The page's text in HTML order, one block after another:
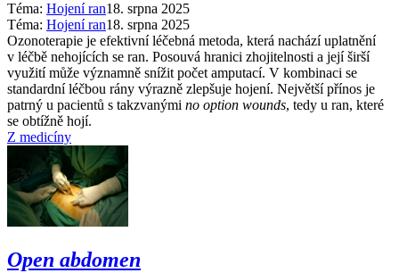
Téma: Hojení ran18. srpna 2025
Téma: Hojení ran18. srpna 2025
Ozonoterapie je efektivní léčebná metoda, která nachází uplatnění
v léčbě nehojících se ran. Posouvá hranici zhojitelnosti a její širší
využití může významně snížit počet amputací. V kombinaci se
standardní léčbou rány výrazně zlepšuje hojení. Největší přínos je
patrný u pacientů s takzvanými no option wounds, tedy u ran, které
se obtížně hojí.
Z medicíny
Open abdomen